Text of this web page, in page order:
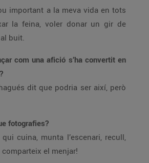
important a la meva vida en tots
la feina, voler donar un gir de
buit.
com una afició s’ha convertit en
dit que podria ser així, però
fotografies?
cuina, munta l’escenari, recull,
el menjar!